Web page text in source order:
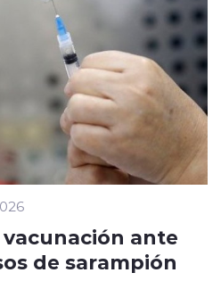
ante
de sarampión